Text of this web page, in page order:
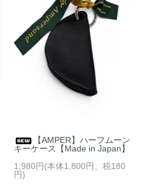
【AMPER】ハーフムーン
キーケース【Made in Japan】
1,980円(本体1,800円、税180
円)